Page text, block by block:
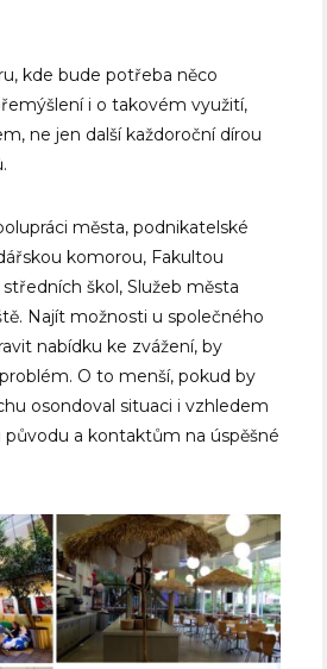
kde bude potřeba něco
i o takovém využití,
ne jen další každoroční dírou
města, podnikatelské
komorou, Fakultou
škol, Služeb města
Najít možnosti u společného
nabídku ke zvážení, by
O to menší, pokud by
osondoval situaci i vzhledem
a kontaktům na úspěšné